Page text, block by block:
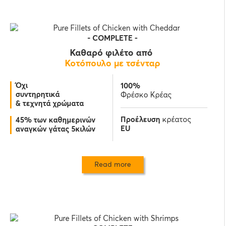
- COMPLETE -
Καθαρό φιλέτο από
Κοτόπουλο με τσένταρ
Όχι
συντηρητικά
& τεχνητά χρώματα
45% των καθημερινών
αναγκών γάτας 5κιλών
100%
Φρέσκο Κρέας
Προέλευση κρέατος
EU
Read more